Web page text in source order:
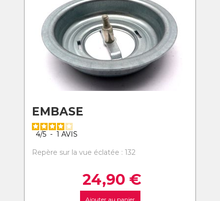
EMBASE
4/5 - 1 AVIS
Repère sur la vue éclatée : 132
24,90 €
Ajouter au panier